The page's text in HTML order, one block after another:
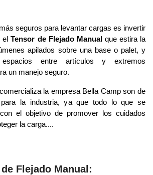
seguros para levantar cargas es invertir
elTensor de Flejado Manualque estira la
apilados sobre una base o palet, y
entre artículos y extremos
un manejo seguro.
la empresa Bella Camp son de
para la industria, ya que todo lo que se
el objetivo de promover los cuidados
la carga....
Flejado Manual: